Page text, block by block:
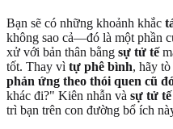
Bạn sẽ có những khoảnh khắc
không sao cả—đó là một phần
xử với bản thân bằng sự tử tế
tốt. Thay vì tự phê bình, hãy
phản ứng theo thói quen cũ
khác đi?" Kiên nhẫn và sự tử
trì bạn trên con đường bổ ích